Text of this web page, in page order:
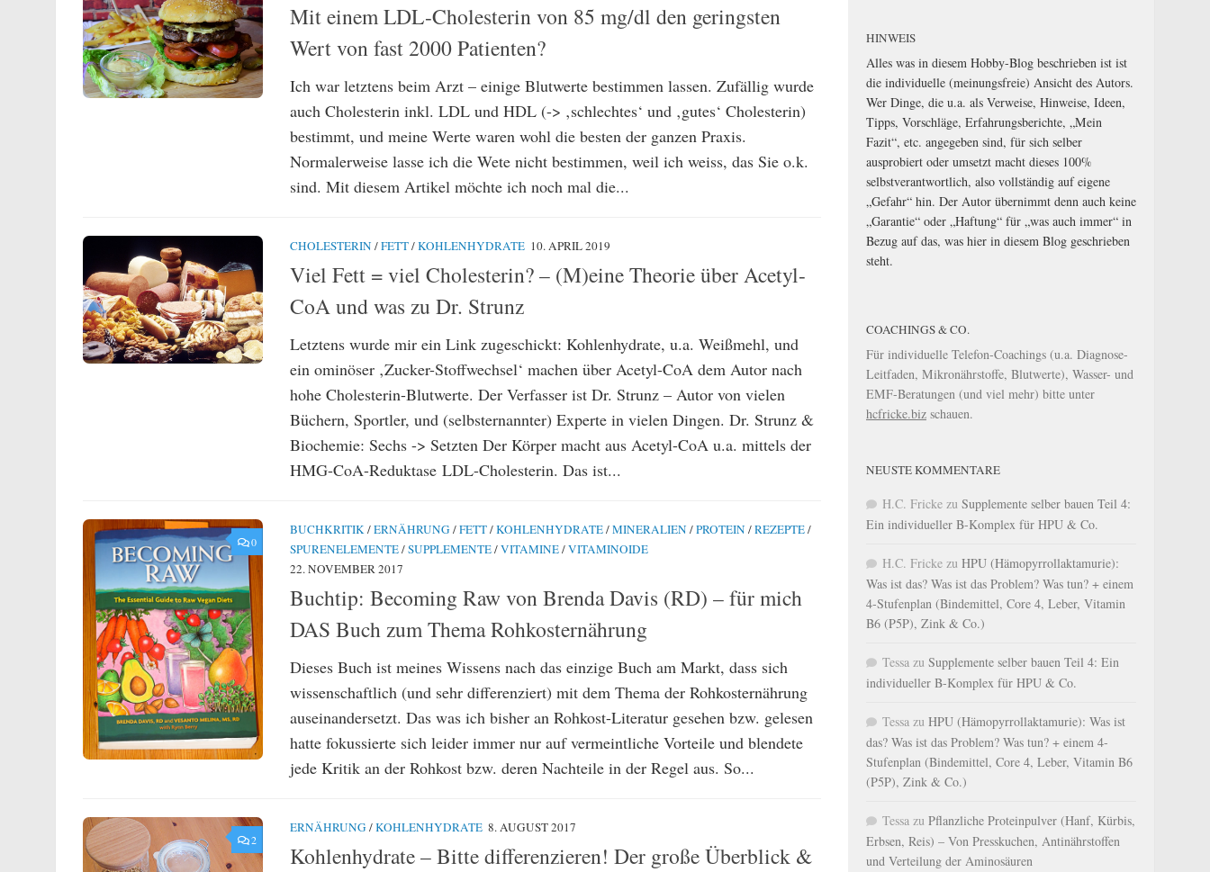
Mit einem LDL-Cholesterin von 85 mg/dl den geringsten
Wert von fast 2000 Patienten?
Ich war letztens beim Arzt – einige Blutwerte bestimmen lassen. Zufällig wurde
auch Cholesterin inkl. LDL und HDL (-> ‚schlechtes‘ und ‚gutes‘ Cholesterin)
bestimmt, und meine Werte waren wohl die besten der ganzen Praxis.
Normalerweise lasse ich die Wete nicht bestimmen, weil ich weiss, das Sie o.k.
sind. Mit diesem Artikel möchte ich noch mal die...
CHOLESTERIN /FETT/KOHLENHYDRATE 10. APRIL 2019
Viel Fett = viel Cholesterin? – (M)eine Theorie über Acetyl-
CoA und was zu Dr. Strunz
Letztens wurde mir ein Link zugeschickt: Kohlenhydrate, u.a. Weißmehl, und
ein ominöser ‚Zucker-Stoffwechsel‘ machen über Acetyl-CoA dem Autor nach
hohe Cholesterin-Blutwerte. Der Verfasser ist Dr. Strunz – Autor von vielen
Büchern, Sportler, und (selbsternannter) Experte in vielen Dingen. Dr. Strunz &
Biochemie: Sechs -> Setzten Der Körper macht aus Acetyl-CoA u.a. mittels der
HMG-CoA-Reduktase LDL-Cholesterin. Das ist...
0
BUCHKRITIK/ERNÄHRUNG /FETT/KOHLENHYDRATE/MINERALIEN /PROTEIN /REZEPTE/
SPURENELEMENTE/SUPPLEMENTE/VITAMINE/VITAMINOIDE
22. NOVEMBER 2017
Buchtip: Becoming Raw von Brenda Davis (RD) – für mich
DAS Buch zum Thema Rohkosternährung
Dieses Buch ist meines Wissens nach das einzige Buch am Markt, dass sich
wissenschaftlich (und sehr differenziert) mit dem Thema der Rohkosternährung
auseinandersetzt. Das was ich bisher an Rohkost-Literatur gesehen bzw. gelesen
hatte fokussierte sich leider immer nur auf vermeintliche Vorteile und blendete
jede Kritik an der Rohkost bzw. deren Nachteile in der Regel aus. So...
2
ERNÄHRUNG /KOHLENHYDRATE 8. AUGUST 2017
Kohlenhydrate – Bitte differenzieren! Der große Überblick &
HINWEIS
Alles was in diesem Hobby-Blog beschrieben ist ist
die individuelle (meinungsfreie) Ansicht des Autors.
Wer Dinge, die u.a. als Verweise, Hinweise, Ideen,
Tipps, Vorschläge, Erfahrungsberichte, „Mein
Fazit“, etc. angegeben sind, für sich selber
ausprobiert oder umsetzt macht dieses 100%
selbstverantwortlich, also vollständig auf eigene
„Gefahr“ hin. Der Autor übernimmt denn auch keine
„Garantie“ oder „Haftung“ für „was auch immer“ in
Bezug auf das, was hier in diesem Blog geschrieben
steht.
COACHINGS & CO.
Für individuelle Telefon-Coachings (u.a. Diagnose-
Leitfaden, Mikronährstoffe, Blutwerte), Wasser- und
EMF-Beratungen (und viel mehr) bitte unter
hcfricke.biz schauen.
NEUSTE KOMMENTARE
H.C. Fricke zu Supplemente selber bauen Teil 4:
Ein individueller B-Komplex für HPU & Co.
H.C. Fricke zu HPU (Hämopyrrollaktamurie):
Was ist das? Was ist das Problem? Was tun? + einem
4-Stufenplan (Bindemittel, Core 4, Leber, Vitamin
B6 (P5P), Zink & Co.)
Tessa zu Supplemente selber bauen Teil 4: Ein
individueller B-Komplex für HPU & Co.
Tessa zu HPU (Hämopyrrollaktamurie): Was ist
das? Was ist das Problem? Was tun? + einem 4-
Stufenplan (Bindemittel, Core 4, Leber, Vitamin B6
(P5P), Zink & Co.)
Tessa zu Pflanzliche Proteinpulver (Hanf, Kürbis,
Erbsen, Reis) – Von Presskuchen, Antinährstoffen
und Verteilung der Aminosäuren